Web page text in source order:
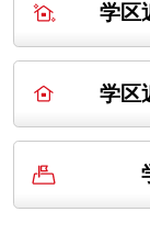
学区
学区